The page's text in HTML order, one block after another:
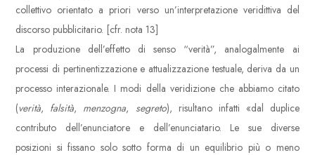
collettivo orientato a priori verso un’interpretazione veridittiva del
discorso pubblicitario. [cfr. nota 13]
La produzione dell’effetto di senso “verità”, analogalmente ai
processi di pertinentizzazione e attualizzazione testuale, deriva da un
processo interazionale. I modi della veridizione che abbiamo citato
(verità, falsità, menzogna, segreto), risultano infatti «dal duplice
contributo dell’enunciatore e dell’enunciatario. Le sue diverse
posizioni si fissano solo sotto forma di un equilibrio più o meno